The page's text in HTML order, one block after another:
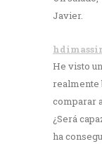
Javier.
He visto
realmente
comparar
¿Será
ha